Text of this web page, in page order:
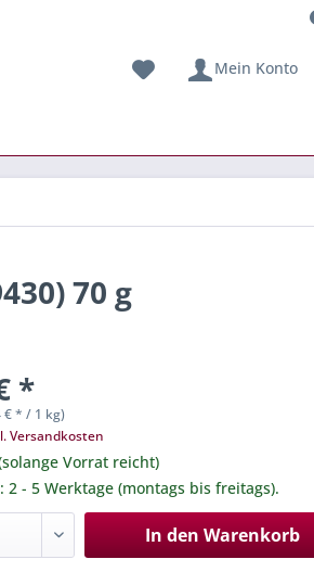
Mein Konto
70 g
*
€ * / 1 kg)
Versandkosten
Vorrat reicht)
2 - 5 Werktage (montags bis freitags).
In den Warenkorb